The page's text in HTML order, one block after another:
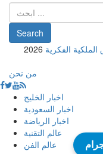
2026
من نحن
اخبار الخليج
اخبار السعودية
اخبار الرياضة
عالم التقنية
عالم الفن